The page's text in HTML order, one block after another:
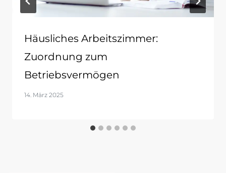
Häusliches Arbeitszimmer:
Zuordnung zum
Betriebsvermögen
14. März 2025